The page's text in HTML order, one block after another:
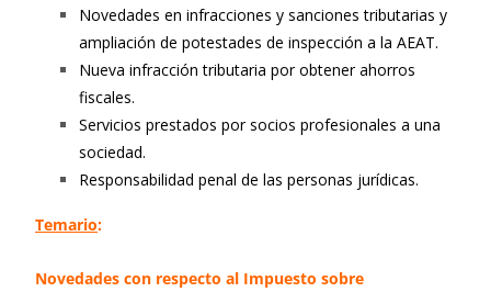
Novedades en infracciones y sanciones tributarias y
ampliación de potestades de inspección a la AEAT.
Nueva infracción tributaria por obtener ahorros
fiscales.
Servicios prestados por socios profesionales a una
sociedad.
Responsabilidad penal de las personas jurídicas.
Temario:
Novedades con respecto al Impuesto sobre